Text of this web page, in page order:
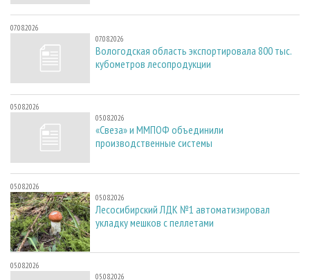
07.08.2026
07.08.2026
Вологодская область экспортировала 800 тыс.
кубометров лесопродукции
05.08.2026
05.08.2026
«Свеза» и ММПОФ объединили
производственные системы
05.08.2026
05.08.2026
Лесосибирский ЛДК №1 автоматизировал
укладку мешков с пеллетами
05.08.2026
05.08.2026